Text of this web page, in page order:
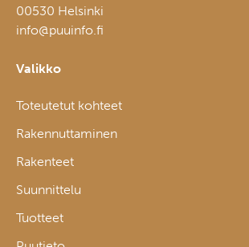
00530 Helsinki
info@puuinfo.fi
Valikko
Toteutetut kohteet
Rakennuttaminen
Rakenteet
Suunnittelu
Tuotteet